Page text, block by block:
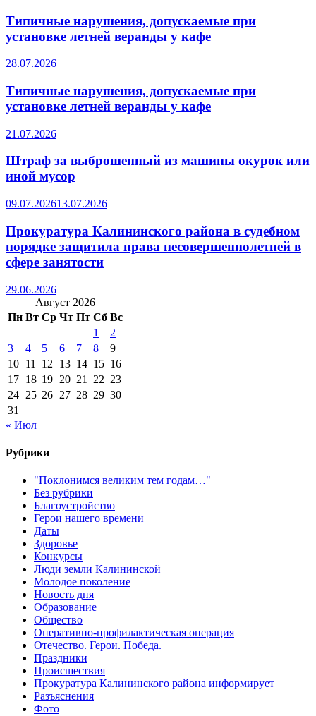
Типичные нарушения, допускаемые при
установке летней веранды у кафе
28.07.2026
Типичные нарушения, допускаемые при
установке летней веранды у кафе
21.07.2026
Штраф за выброшенный из машины окурок или
иной мусор
09.07.202613.07.2026
Прокуратура Калининского района в судебном
порядке защитила права несовершеннолетней в
сфере занятости
29.06.2026
Август 2026
Пн Вт Ср Чт Пт Сб Вс
1
2
3
4 5 6 7 8
9
10 11 12 13 14 15 16
17 18 19 20 21 22 23
24 25 26 27 28 29 30
31
« Июл
Рубрики
"Поклонимся великим тем годам…"
Без рубрики
Благоустройство
Герои нашего времени
Даты
Здоровье
Конкурсы
Люди земли Калининской
Молодое поколение
Новость дня
Образование
Общество
Оперативно-профилактическая операция
Отечество. Герои. Победа.
Праздники
Происшествия
Прокуратура Калининского района информирует
Разъяснения
Фото